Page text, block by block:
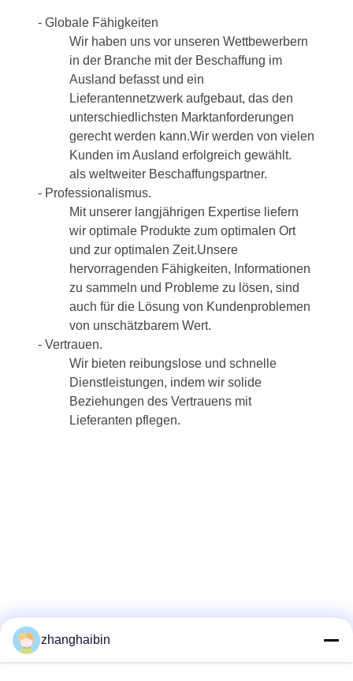
- Globale Fähigkeiten
Wir haben uns vor unseren Wettbewerbern
in der Branche mit der Beschaffung im
Ausland befasst und ein
Lieferantennetzwerk aufgebaut, das den
unterschiedlichsten Marktanforderungen
gerecht werden kann.Wir werden von vielen
Kunden im Ausland erfolgreich gewählt.
als weltweiter Beschaffungspartner.
- Professionalismus.
Mit unserer langjährigen Expertise liefern
wir optimale Produkte zum optimalen Ort
und zur optimalen Zeit.Unsere
hervorragenden Fähigkeiten, Informationen
zu sammeln und Probleme zu lösen, sind
auch für die Lösung von Kundenproblemen
von unschätzbarem Wert.
- Vertrauen.
Wir bieten reibungslose und schnelle
Dienstleistungen, indem wir solide
Beziehungen des Vertrauens mit
Lieferanten pflegen.
zhanghaibin